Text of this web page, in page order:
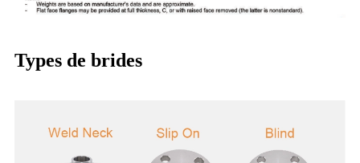
Types de brides